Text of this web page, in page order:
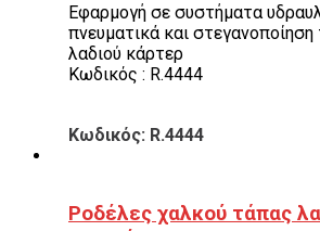
Εφαρμογή σε συστήματα
πνευματικά και
λαδιού κάρτερ
Κωδικός : R.4444
Κωδικός: R.4444
Ροδέλες χαλκού τάπας